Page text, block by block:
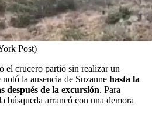
Post)
el crucero partió sin realizar un
la ausencia de Suzanne hasta la
después de la excursión. Para
búsqueda arrancó con una demora